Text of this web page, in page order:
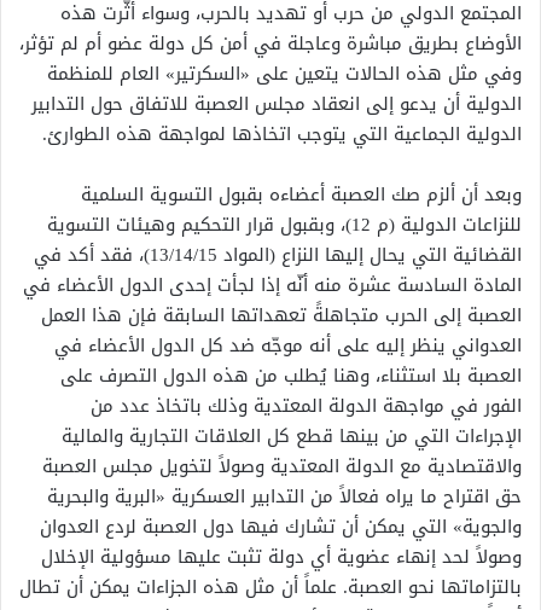
المجتمع الدولي من حرب أو تهديد بالحرب، وسواء أثّرت هذه
الأوضاع بطريق مباشرة وعاجلة في أمن كل دولة عضو أم لم تؤثر،
وفي مثل هذه الحالات يتعين على «السكرتير» العام للمنظمة
الدولية أن يدعو إلى انعقاد مجلس العصبة للاتفاق حول التدابير
الدولية الجماعية التي يتوجب اتخاذها لمواجهة هذه الطوارئ.
وبعد أن ألزم صك العصبة أعضاءه بقبول التسوية السلمية
للنزاعات الدولية (م 12)، وبقبول قرار التحكيم وهيئات التسوية
القضائية التي يحال إليها النزاع (المواد 13/14/15)، فقد أكد في
المادة السادسة عشرة منه أنّه إذا لجأت إحدى الدول الأعضاء في
العصبة إلى الحرب متجاهلةً تعهداتها السابقة فإن هذا العمل
العدواني ينظر إليه على أنه موجّه ضد كل الدول الأعضاء في
العصبة بلا استثناء، وهنا يُطلب من هذه الدول التصرف على
الفور في مواجهة الدولة المعتدية وذلك باتخاذ عدد من
الإجراءات التي من بينها قطع كل العلاقات التجارية والمالية
والاقتصادية مع الدولة المعتدية وصولاً لتخويل مجلس العصبة
حق اقتراح ما يراه فعالاً من التدابير العسكرية «البرية والبحرية
والجوية» التي يمكن أن تشارك فيها دول العصبة لردع العدوان
وصولاً لحد إنهاء عضوية أي دولة تثبت عليها مسؤولية الإخلال
بالتزاماتها نحو العصبة. علماً أن مثل هذه الجزاءات يمكن أن تطال